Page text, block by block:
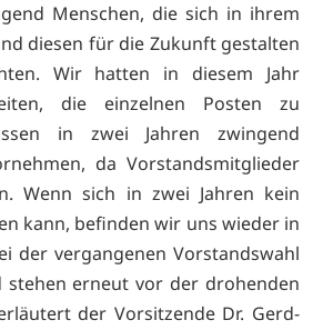
Menschen, die sich in ihrem
diesen für die Zukunft gestalten
Wir hatten in diesem Jahr
die einzelnen Posten zu
in zwei Jahren zwingend
da Vorstandsmitglieder
Wenn sich in zwei Jahren kein
kann, befinden wir uns wieder in
der vergangenen Vorstandswahl
stehen erneut vor der drohenden
der Vorsitzende Dr. Gerd-